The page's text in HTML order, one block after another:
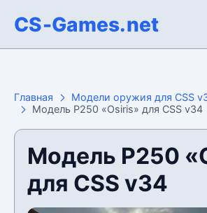
CS-Games.net
Главная
Модели оружия для CSS
Модель P250 «Osiris» для CSS v34
Модель P250
для CSS v34